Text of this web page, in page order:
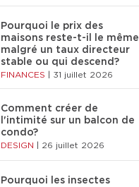
Pourquoi le prix des
maisons reste-t-il le même
malgré un taux directeur
stable ou qui descend?
FINANCES 31 juillet 2026
Comment créer de
l'intimité sur un balcon de
condo?
DESIGN 26 juillet 2026
Pourquoi les insectes